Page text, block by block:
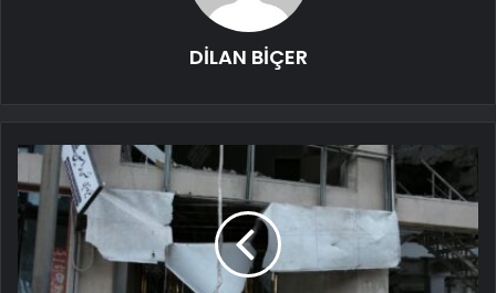
DİLAN BİÇER